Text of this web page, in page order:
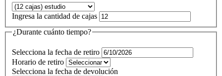
Ingresa la cantidad de cajas
¿Durante cuánto tiempo?
Selecciona la fecha de retiro
Horario de retiro
Selecciona la fecha de devolución